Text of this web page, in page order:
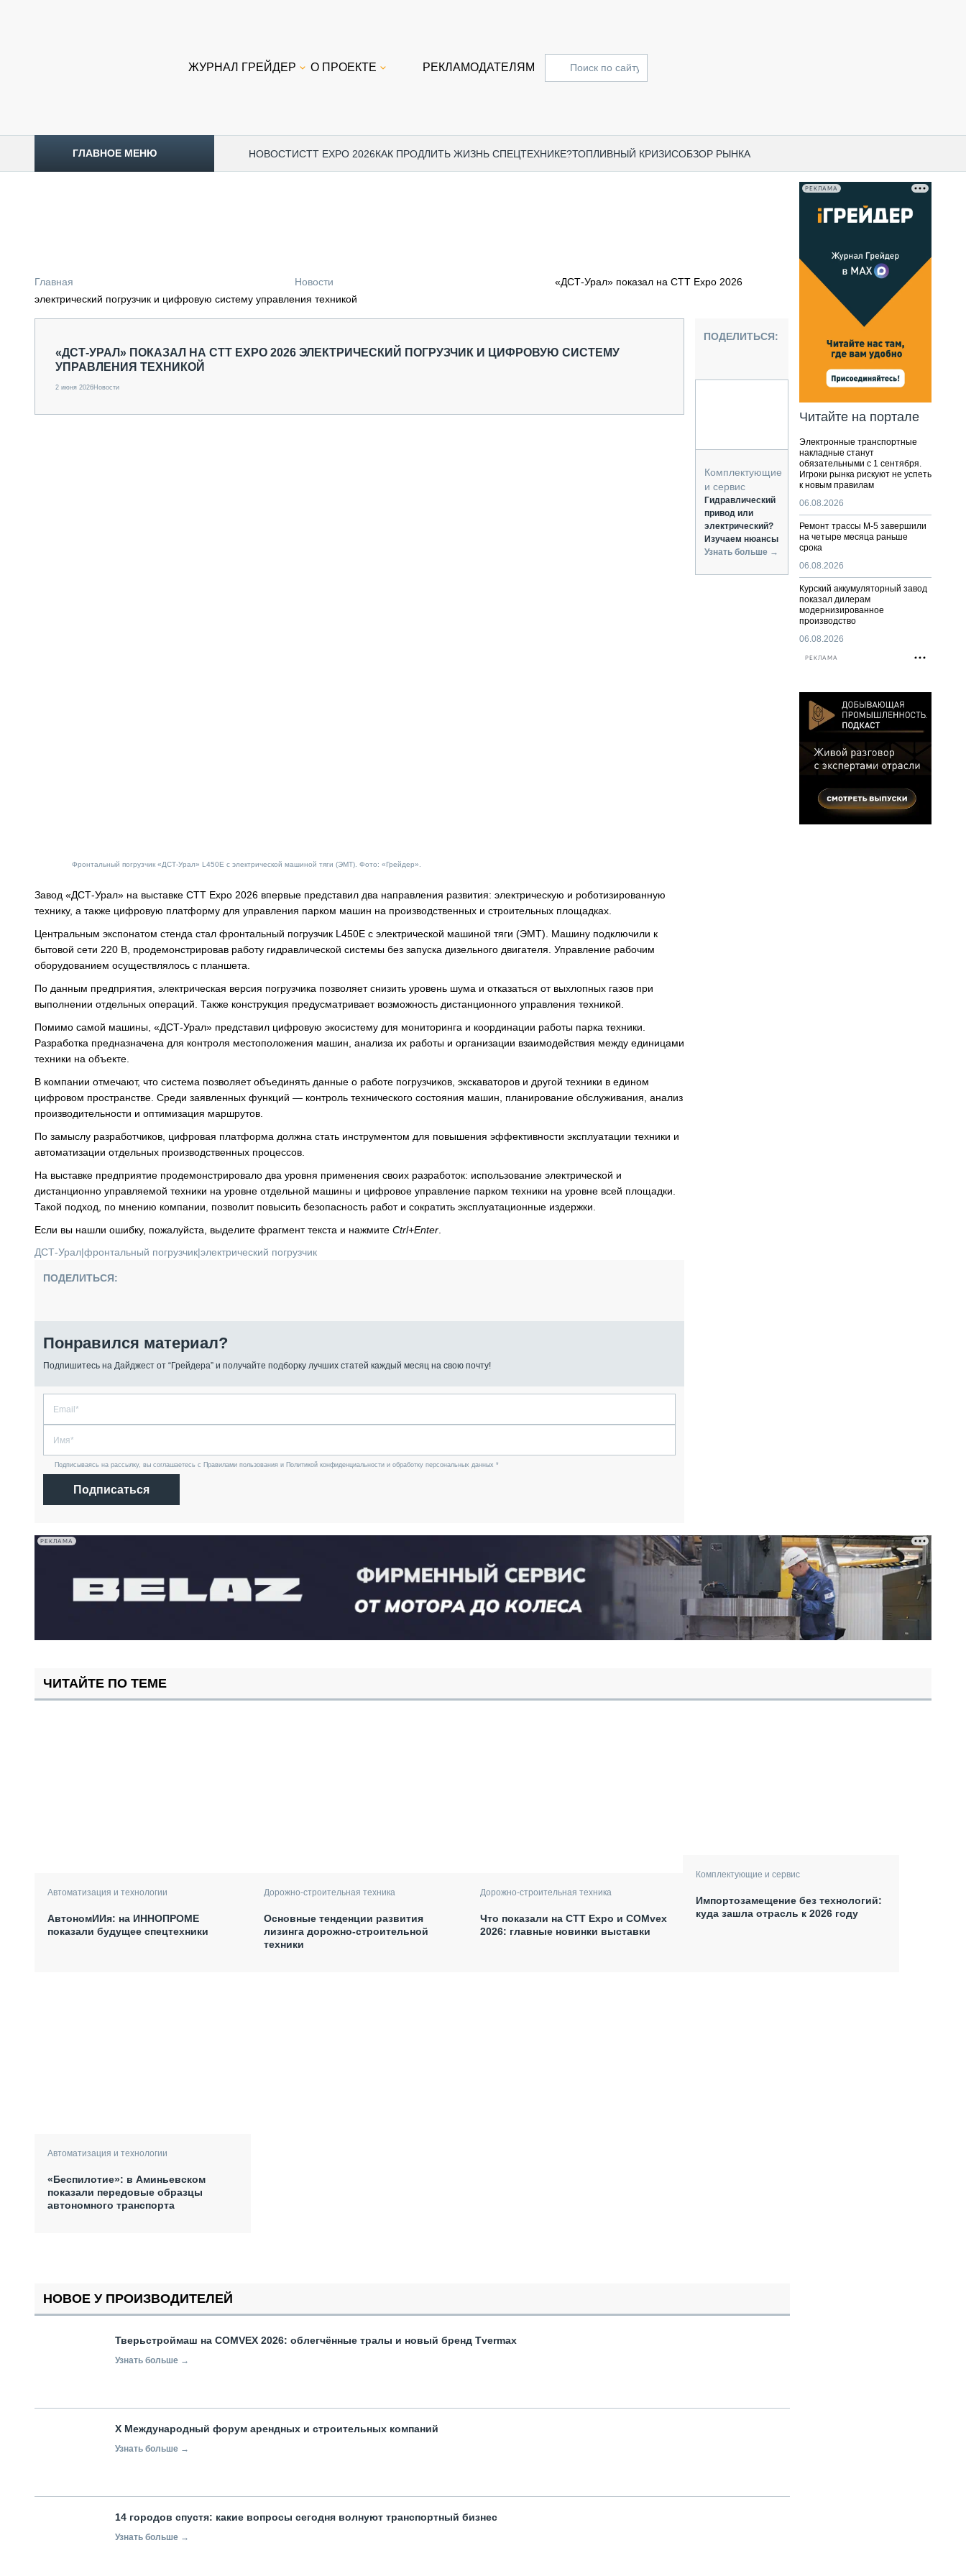
ЖУРНАЛ ГРЕЙДЕР О ПРОЕКТЕ РЕКЛАМОДАТЕЛЯМ
ГЛАВНОЕ МЕНЮ НОВОСТИCTT EXPO 2026КАК ПРОДЛИТЬ ЖИЗНЬ СПЕЦТЕХНИКЕ?ТОПЛИВНЫЙ КРИЗИСОБЗОР РЫНКА
ОБЗОР РЫНКА
ГРУЗОПЕРЕВОЗКИ
ФИНАНСЫ, ЛИЗИНГ, СТРАХОВАНИЕ
ТЕХНИКА КРУПНЫМ ПЛАНОМ
ТЕХНОЛОГИИ
МЕРОПРИЯТИЯ
БЛИЖАЙШИЕ МЕРОПРИЯТИЯ
ПОДЪЁМНАЯ ТЕХНИКА
ПАССАЖИРСКИЙ ТРАНСПОРТ
Главная Новости
«ДСТ-Урал» показал на CTT Expo 2026
электрический погрузчик и цифровую систему управления техникой
«ДСТ-УРАЛ» ПОКАЗАЛ НА CTT EXPO 2026 ЭЛЕКТРИЧЕСКИЙ ПОГРУЗЧИК И ЦИФРОВУЮ СИСТЕМУ
УПРАВЛЕНИЯ ТЕХНИКОЙ
2 июня 2026Новости
Фронтальный погрузчик «ДСТ-Урал» L450E с электрической машиной тяги (ЭМТ). Фото: «Грейдер».
Завод «ДСТ-Урал» на выставке CTT Expo 2026 впервые представил два направления развития: электрическую и роботизированную
технику, а также цифровую платформу для управления парком машин на производственных и строительных площадках.
Центральным экспонатом стенда стал фронтальный погрузчик L450E с электрической машиной тяги (ЭМТ). Машину подключили к
бытовой сети 220 В, продемонстрировав работу гидравлической системы без запуска дизельного двигателя. Управление рабочим
оборудованием осуществлялось с планшета.
По данным предприятия, электрическая версия погрузчика позволяет снизить уровень шума и отказаться от выхлопных газов при
выполнении отдельных операций. Также конструкция предусматривает возможность дистанционного управления техникой.
Помимо самой машины, «ДСТ-Урал» представил цифровую экосистему для мониторинга и координации работы парка техники.
Разработка предназначена для контроля местоположения машин, анализа их работы и организации взаимодействия между единицами
техники на объекте.
В компании отмечают, что система позволяет объединять данные о работе погрузчиков, экскаваторов и другой техники в едином
цифровом пространстве. Среди заявленных функций — контроль технического состояния машин, планирование обслуживания, анализ
производительности и оптимизация маршрутов.
По замыслу разработчиков, цифровая платформа должна стать инструментом для повышения эффективности эксплуатации техники и
автоматизации отдельных производственных процессов.
На выставке предприятие продемонстрировало два уровня применения своих разработок: использование электрической и
дистанционно управляемой техники на уровне отдельной машины и цифровое управление парком техники на уровне всей площадки.
Такой подход, по мнению компании, позволит повысить безопасность работ и сократить эксплуатационные издержки.
Если вы нашли ошибку, пожалуйста, выделите фрагмент текста и нажмите Ctrl+Enter
ДСТ-Урал|фронтальный погрузчик|электрический погрузчик
ПОДЕЛИТЬСЯ:
Понравился материал?
Подпишитесь на Дайджест от “Грейдера” и получайте подборку лучших статей каждый месяц на свою почту!
Подписываясь на рассылку, вы соглашаетесь с Правилами пользования и Политикой конфиденциальности и обработку персональных данных *
Подписаться
ПОДЕЛИТЬСЯ:
Комплектующие
и сервис
Гидравлический
привод или
электрический?
Изучаем нюансы
Узнать больше →
РЕКЛАМА
Читайте на портале
Электронные транспортные
накладные станут
обязательными с 1 сентября.
Игроки рынка рискуют не успеть
к новым правилам
06.08.2026
Ремонт трассы М-5 завершили
на четыре месяца раньше
срока
06.08.2026
Курский аккумуляторный завод
показал дилерам
модернизированное
производство
06.08.2026
РЕКЛАМА
РЕКЛАМА
ЧИТАЙТЕ ПО ТЕМЕ
Автоматизация и технологии
АвтономИИя: на ИННОПРОМЕ
показали будущее спецтехники
Дорожно-строительная техника
Основные тенденции развития
лизинга дорожно-строительной
техники
Дорожно-строительная техника
Что показали на CTT Expo и COMvex
2026: главные новинки выставки
Комплектующие и сервис
Импортозамещение без технологий:
куда зашла отрасль к 2026 году
Автоматизация и технологии
«Беспилотие»: в Аминьевском
показали передовые образцы
автономного транспорта
НОВОЕ У ПРОИЗВОДИТЕЛЕЙ
Тверьстроймаш на COMVEX 2026: облегчённые тралы и новый бренд Tvermax
Узнать больше →
X Международный форум арендных и строительных компаний
Узнать больше →
14 городов спустя: какие вопросы сегодня волнуют транспортный бизнес
Узнать больше →